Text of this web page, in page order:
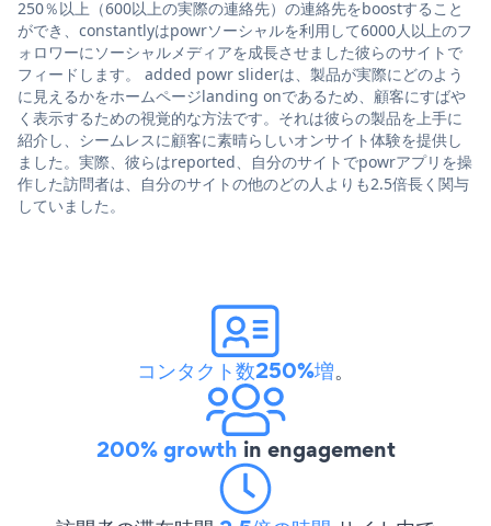
250％以上（600以上の実際の連絡先）の連絡先をboostすること
ができ、constantlyはpowrソーシャルを利用して6000人以上のフ
ォロワーにソーシャルメディアを成長させました彼らのサイトで
フィードします。 added powr sliderは、製品が実際にどのよう
に見えるかをホームページlanding onであるため、顧客にすばや
く表示するための視覚的な方法です。それは彼らの製品を上手に
紹介し、シームレスに顧客に素晴らしいオンサイト体験を提供し
ました。実際、彼らはreported、自分のサイトでpowrアプリを操
作した訪問者は、自分のサイトの他のどの人よりも2.5倍長く関与
していました。
コンタクト数250%増。
200% growth in engagement